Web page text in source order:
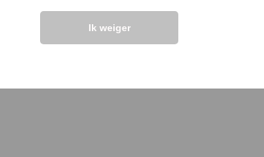
Vraag stellen
Ik weiger